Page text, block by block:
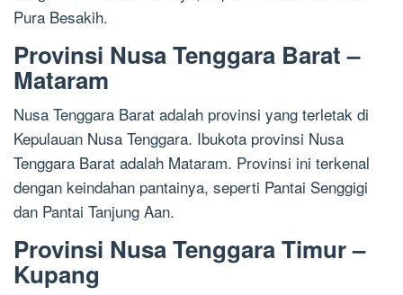
Pura Besakih.
Provinsi Nusa Tenggara Barat –
Mataram
Nusa Tenggara Barat adalah provinsi yang terletak di
Kepulauan Nusa Tenggara. Ibukota provinsi Nusa
Tenggara Barat adalah Mataram. Provinsi ini terkenal
dengan keindahan pantainya, seperti Pantai Senggigi
dan Pantai Tanjung Aan.
Provinsi Nusa Tenggara Timur –
Kupang